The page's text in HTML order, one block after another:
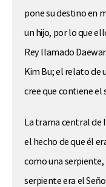
pone su destino en
un hijo, por lo que
Rey llamado
Kim Bu; el relato de
cree que contiene el
La trama central de
el hecho de que él
como una serpiente,
serpiente era el